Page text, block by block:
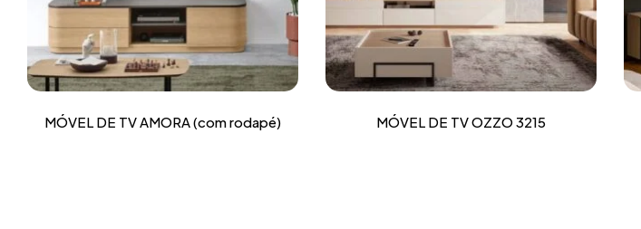
MÓVEL DE TV AMORA (com rodapé) MÓVEL DE TV OZZO 3215